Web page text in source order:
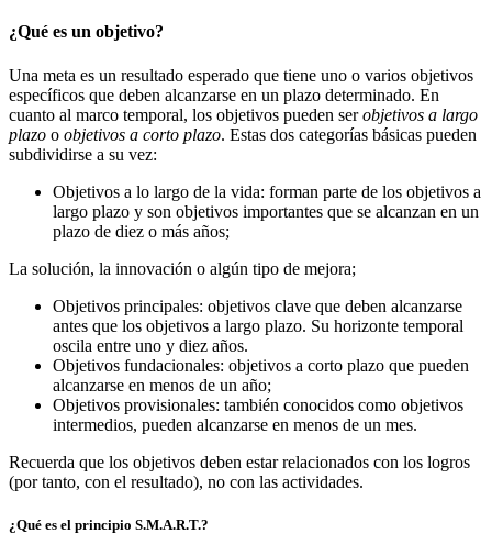
¿Qué es un objetivo?
Una meta es un resultado esperado que tiene uno o varios objetivos
específicos que deben alcanzarse en un plazo determinado. En
cuanto al marco temporal, los objetivos pueden serobjetivos a largo
plazo o objetivos a corto plazo. Estas dos categorías básicas pueden
subdividirse a su vez:
Objetivos a lo largo de la vida: forman parte de los objetivos a
largo plazo y son objetivos importantes que se alcanzan en un
plazo de diez o más años;
La solución, la innovación o algún tipo de mejora;
Objetivos principales: objetivos clave que deben alcanzarse
antes que los objetivos a largo plazo. Su horizonte temporal
oscila entre uno y diez años.
Objetivos fundacionales: objetivos a corto plazo que pueden
alcanzarse en menos de un año;
Objetivos provisionales: también conocidos como objetivos
intermedios, pueden alcanzarse en menos de un mes.
Recuerda que los objetivos deben estar relacionados con los logros
(por tanto, con el resultado), no con las actividades.
¿Qué es el principio S.M.A.R.T.?